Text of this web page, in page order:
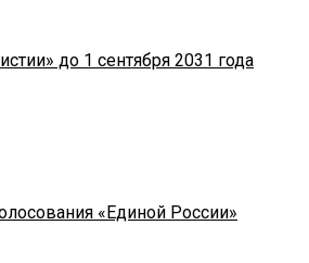
до 1 сентября 2031 года
«Единой России»